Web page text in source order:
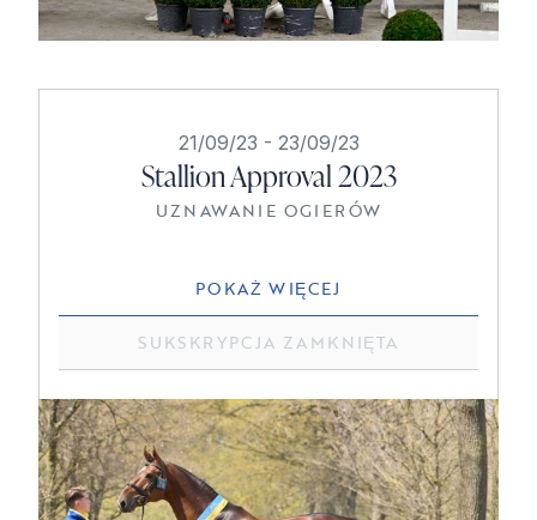
21/09/23 - 23/09/23
Stallion Approval 2023
UZNAWANIE OGIERÓW
POKAŻ WIĘCEJ
SUKSKRYPCJA ZAMKNIĘTA